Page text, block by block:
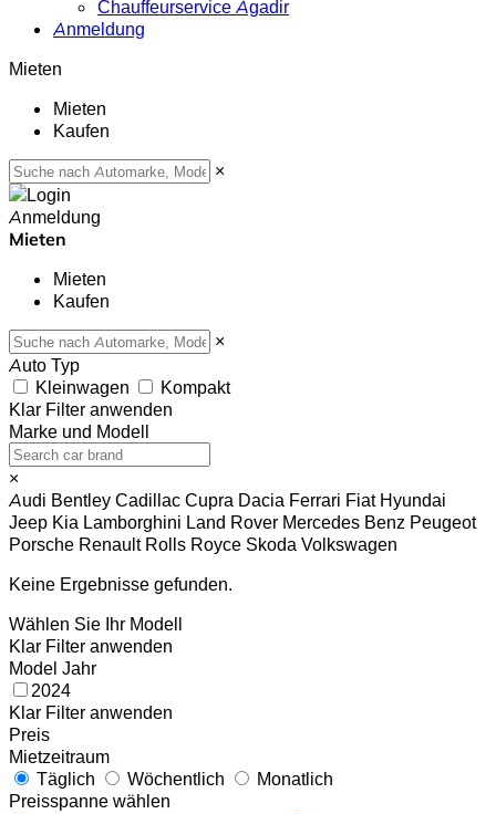
Chauffeurservice Agadir
Anmeldung
Mieten
Mieten
Kaufen
×
Anmeldung
Mieten
Mieten
Kaufen
×
Auto Typ
Kleinwagen
Kompakt
Klar Filter anwenden
Marke und Modell
×
Audi Bentley Cadillac Cupra Dacia Ferrari Fiat Hyundai
Jeep Kia Lamborghini Land Rover Mercedes Benz Peugeot
Porsche Renault Rolls Royce Skoda Volkswagen
Keine Ergebnisse gefunden.
Wählen Sie Ihr Modell
Klar Filter anwenden
Model Jahr
2024
Klar Filter anwenden
Preis
Mietzeitraum
Täglich
Wöchentlich
Monatlich
Preisspanne wählen